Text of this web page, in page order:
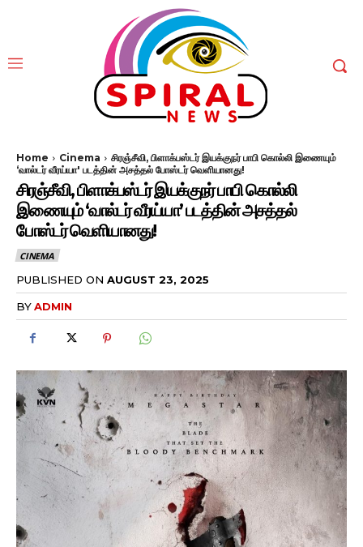
Home Cinema
சிரஞ்சீவி, பிளாக்பஸ்டர் இயக்குநர் பாபி கொல்லி இணையும்
‘வால்டர் வீரய்யா' படத்தின் அசத்தல் போஸ்டர் வெளியானது!
சிரஞ்சீவி, பிளாக்பஸ்டர் இயக்குநர் பாபி கொல்லி
இணையும் ‘வால்டர் வீரய்யா’ படத்தின் அசத்தல்
போஸ்டர் வெளியானது!
CINEMA
PUBLISHED ON AUGUST 23, 2025
BYADMIN